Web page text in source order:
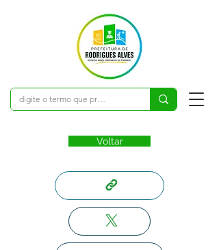
Voltar